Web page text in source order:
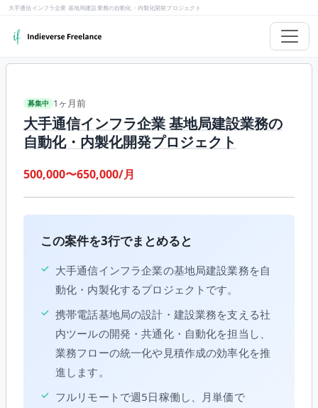
大手通信インフラ企業 基地局建設業務の自動化・内製化開発プロジェクト
募集中 1ヶ月前
大手通信インフラ企業 基地局建設業務の
自動化・内製化開発プロジェクト
500,000〜650,000/月
この案件を3行でまとめると
✓ 大手通信インフラ企業の基地局建設業務を自
動化・内製化するプロジェクトです。
✓ 携帯電話基地局の設計・建設業務を支える社
内ツールの開発・共通化・自動化を担当し、
業務フローの統一化や見積作成の効率化を推
進します。
✓ フルリモートで週5日稼働し、月単価で